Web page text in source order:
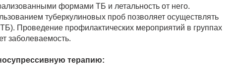
формами ТБ и летальность от него.
туберкулиновых проб позволяет осуществлять
Проведение профилактических мероприятий в группах
заболеваемость.
терапию: